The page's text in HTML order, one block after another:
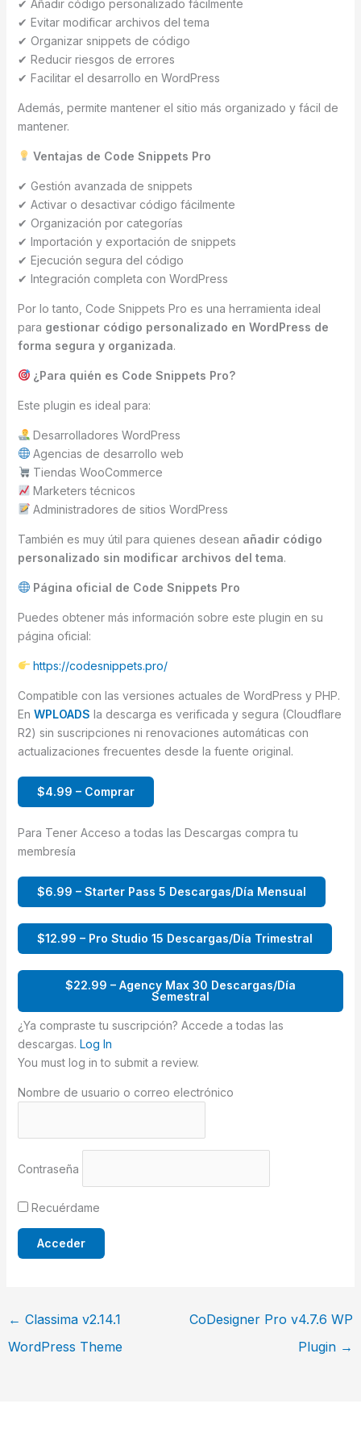
✔ Añadir código personalizado fácilmente
✔ Evitar modificar archivos del tema
✔ Organizar snippets de código
✔ Reducir riesgos de errores
✔ Facilitar el desarrollo en WordPress
Además, permite mantener el sitio más organizado y fácil de
mantener.
Ventajas de Code Snippets Pro
✔ Gestión avanzada de snippets
✔ Activar o desactivar código fácilmente
✔ Organización por categorías
✔ Importación y exportación de snippets
✔ Ejecución segura del código
✔ Integración completa con WordPress
Por lo tanto, Code Snippets Pro es una herramienta ideal
para gestionar código personalizado en WordPress de
forma segura y organizada.
¿Para quién es Code Snippets Pro?
Este plugin es ideal para:
Desarrolladores WordPress
Agencias de desarrollo web
Tiendas WooCommerce
Marketers técnicos
Administradores de sitios WordPress
También es muy útil para quienes desean añadir código
personalizado sin modificar archivos del tema.
Página oficial de Code Snippets Pro
Puedes obtener más información sobre este plugin en su
página oficial:
https://codesnippets.pro/
Compatible con las versiones actuales de WordPress y PHP.
En WPLOADS la descarga es verificada y segura (Cloudflare
R2) sin suscripciones ni renovaciones automáticas con
actualizaciones frecuentes desde la fuente original.
$4.99 – Comprar
Para Tener Acceso a todas las Descargas compra tu
membresía
$6.99 – Starter Pass 5 Descargas/Día Mensual
$12.99 – Pro Studio 15 Descargas/Día Trimestral
$22.99 – Agency Max 30 Descargas/Día
Semestral
¿Ya compraste tu suscripción? Accede a todas las
descargas. Log In
You must log in to submit a review.
Nombre de usuario o correo electrónico
Contraseña
Recuérdame
← Classima v2.14.1
WordPress Theme
CoDesigner Pro v4.7.6 WP
Plugin →